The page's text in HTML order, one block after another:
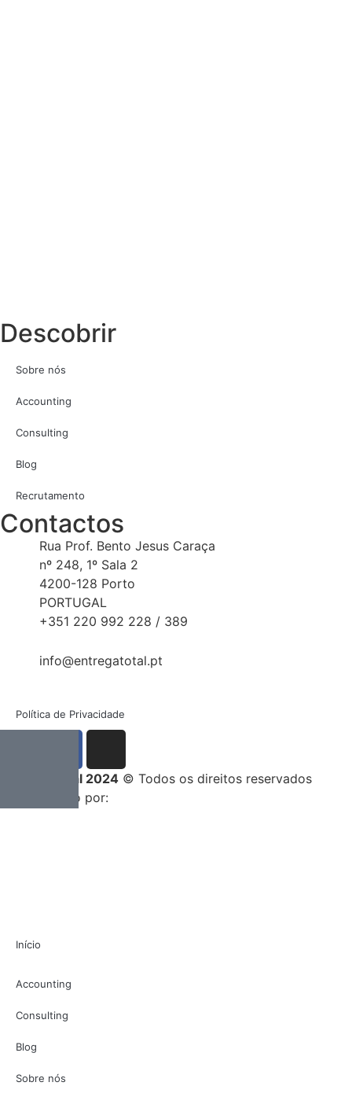
Descobrir
Sobre nós
Accounting
Consulting
Blog
Recrutamento
Contactos
Rua Prof. Bento Jesus Caraça
nº 248, 1º Sala 2
4200-128 Porto
PORTUGAL
+351 220 992 228 / 389
info@entregatotal.pt
Política de Privacidade
Entrega Total 2024 © Todos os direitos reservados
Desenvolvido por:
Início
Accounting
Consulting
Blog
Sobre nós